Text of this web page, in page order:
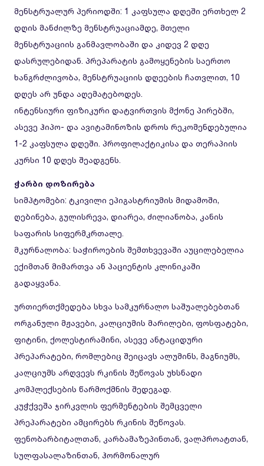
მენსტრუალურ პერიოდში: 1 კაფსულა დღეში ერთხელ 2
დღის მანძილზე მენსტრუაციამდე, მთელი
მენსტრუაციის განმავლობაში და კიდევ 2 დღე
დასრულებიდან. პრეპარატის გამოყენების საერთო
ხანგრძლივობა, მენსტრუაციის დღეების ჩათვლით, 10
დღეს არ უნდა აღემატებოდეს.
ინტენსიური ფიზიკური დატვირთვის მქონე პირებში,
ასევე ჰიპო- და ავიტამინოზის დროს რეკომენდებულია
1-2 კაფსულა დღეში. პროფილაქტიკისა და თერაპიის
კურსი 10 დღეს შეადგენს.
ჭარბი დოზირება
სიმპტომები: ტკივილი ეპიგასტრიუმის მიდამოში,
ღებინება, გულისრევა, დიარეა, ძილიანობა, კანის
საფარის სიფერმკრთალე.
მკურნალობა: საჭიროების შემთხვევაში აუცილებელია
ექიმთან მიმართვა ან პაციენტის კლინიკაში
გადაყვანა.
ურთიერთქმედება სხვა სამკურნალო საშუალებებთან
ორგანული მჟავები, კალციუმის მარილები, ფოსფატები,
ფიტინი, ქოლესტირამინი, ასევე ანტაციდური
პრეპარატები, რომლებიც შეიცავს ალუმინს, მაგნიუმს,
კალციუმს არღვევს რკინის შეწოვას უხსნადი
კომპლექსების წარმოქმნის შედეგად.
კუჭქვეშა ჯირკვლის ფერმენტების შემცველი
პრეპარატები ამცირებს რკინის შეწოვას.
ფენობარბიტალთან, კარბამაზეპინთან, ვალპროატთან,
სულფასალაზინთან, ჰორმონალურ